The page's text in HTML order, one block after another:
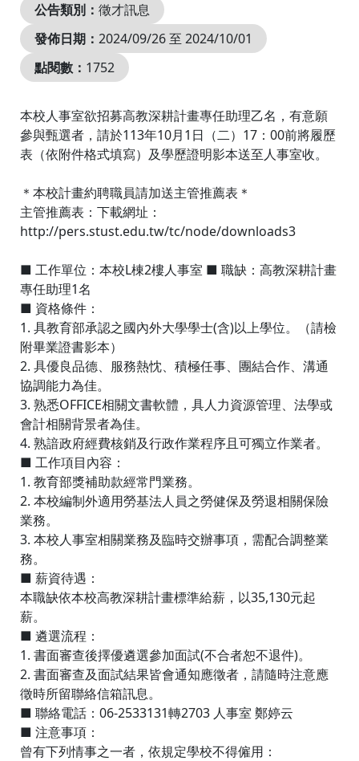
公告類別： 徵才訊息
發佈日期： 2024/09/26 至 2024/10/01
點閱數： 1752
本校人事室欲招募高教深耕計畫專任助理乙名，有意願
參與甄選者，請於113年10月1日（二）17：00前將履歷
表（依附件格式填寫）及學歷證明影本送至人事室收。
＊本校計畫約聘職員請加送主管推薦表＊
主管推薦表：下載網址：
http://pers.stust.edu.tw/tc/node/downloads3
■ 工作單位：本校L棟2樓人事室 ■ 職缺：高教深耕計畫
專任助理1名
■ 資格條件：
1. 具教育部承認之國內外大學學士(含)以上學位。（請檢
附畢業證書影本）
2. 具優良品德、服務熱忱、積極任事、團結合作、溝通
協調能力為佳。
3. 熟悉OFFICE相關文書軟體，具人力資源管理、法學或
會計相關背景者為佳。
4. 熟諳政府經費核銷及行政作業程序且可獨立作業者。
■ 工作項目內容：
1. 教育部獎補助款經常門業務。
2. 本校編制外適用勞基法人員之勞健保及勞退相關保險
業務。
3. 本校人事室相關業務及臨時交辦事項，需配合調整業
務。
■ 薪資待遇：
本職缺依本校高教深耕計畫標準給薪，以35,130元起
薪。
■ 遴選流程：
1. 書面審查後擇優遴選參加面試(不合者恕不退件)。
2. 書面審查及面試結果皆會通知應徵者，請隨時注意應
徵時所留聯絡信箱訊息。
■ 聯絡電話：06-2533131轉2703 人事室 鄭婷云
■ 注意事項：
曾有下列情事之一者，依規定學校不得僱用：